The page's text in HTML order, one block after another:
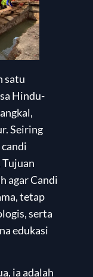
satu
Hindu-
Seiring
Tujuan
agar Candi
tetap
serta
edukasi
ia adalah